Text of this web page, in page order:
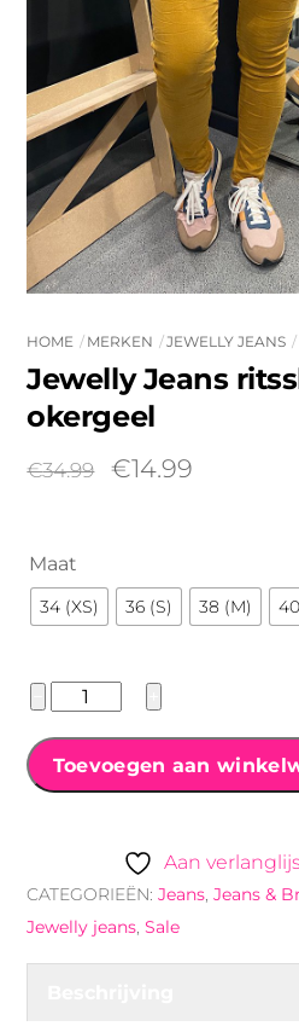
HOME MERKEN JEWELLY JEANS
Jewelly Jeans
okergeel
€34.99
Oorspronkelijke
€14.99Huidige
Maat
34 (XS) 36 (S) 38 (M)
Jewelly
ritssluiting
okergeel
Toevoegen aan
Aan
CATEGORIEËN:Jeans,Jeans &
Jewelly jeans,Sale